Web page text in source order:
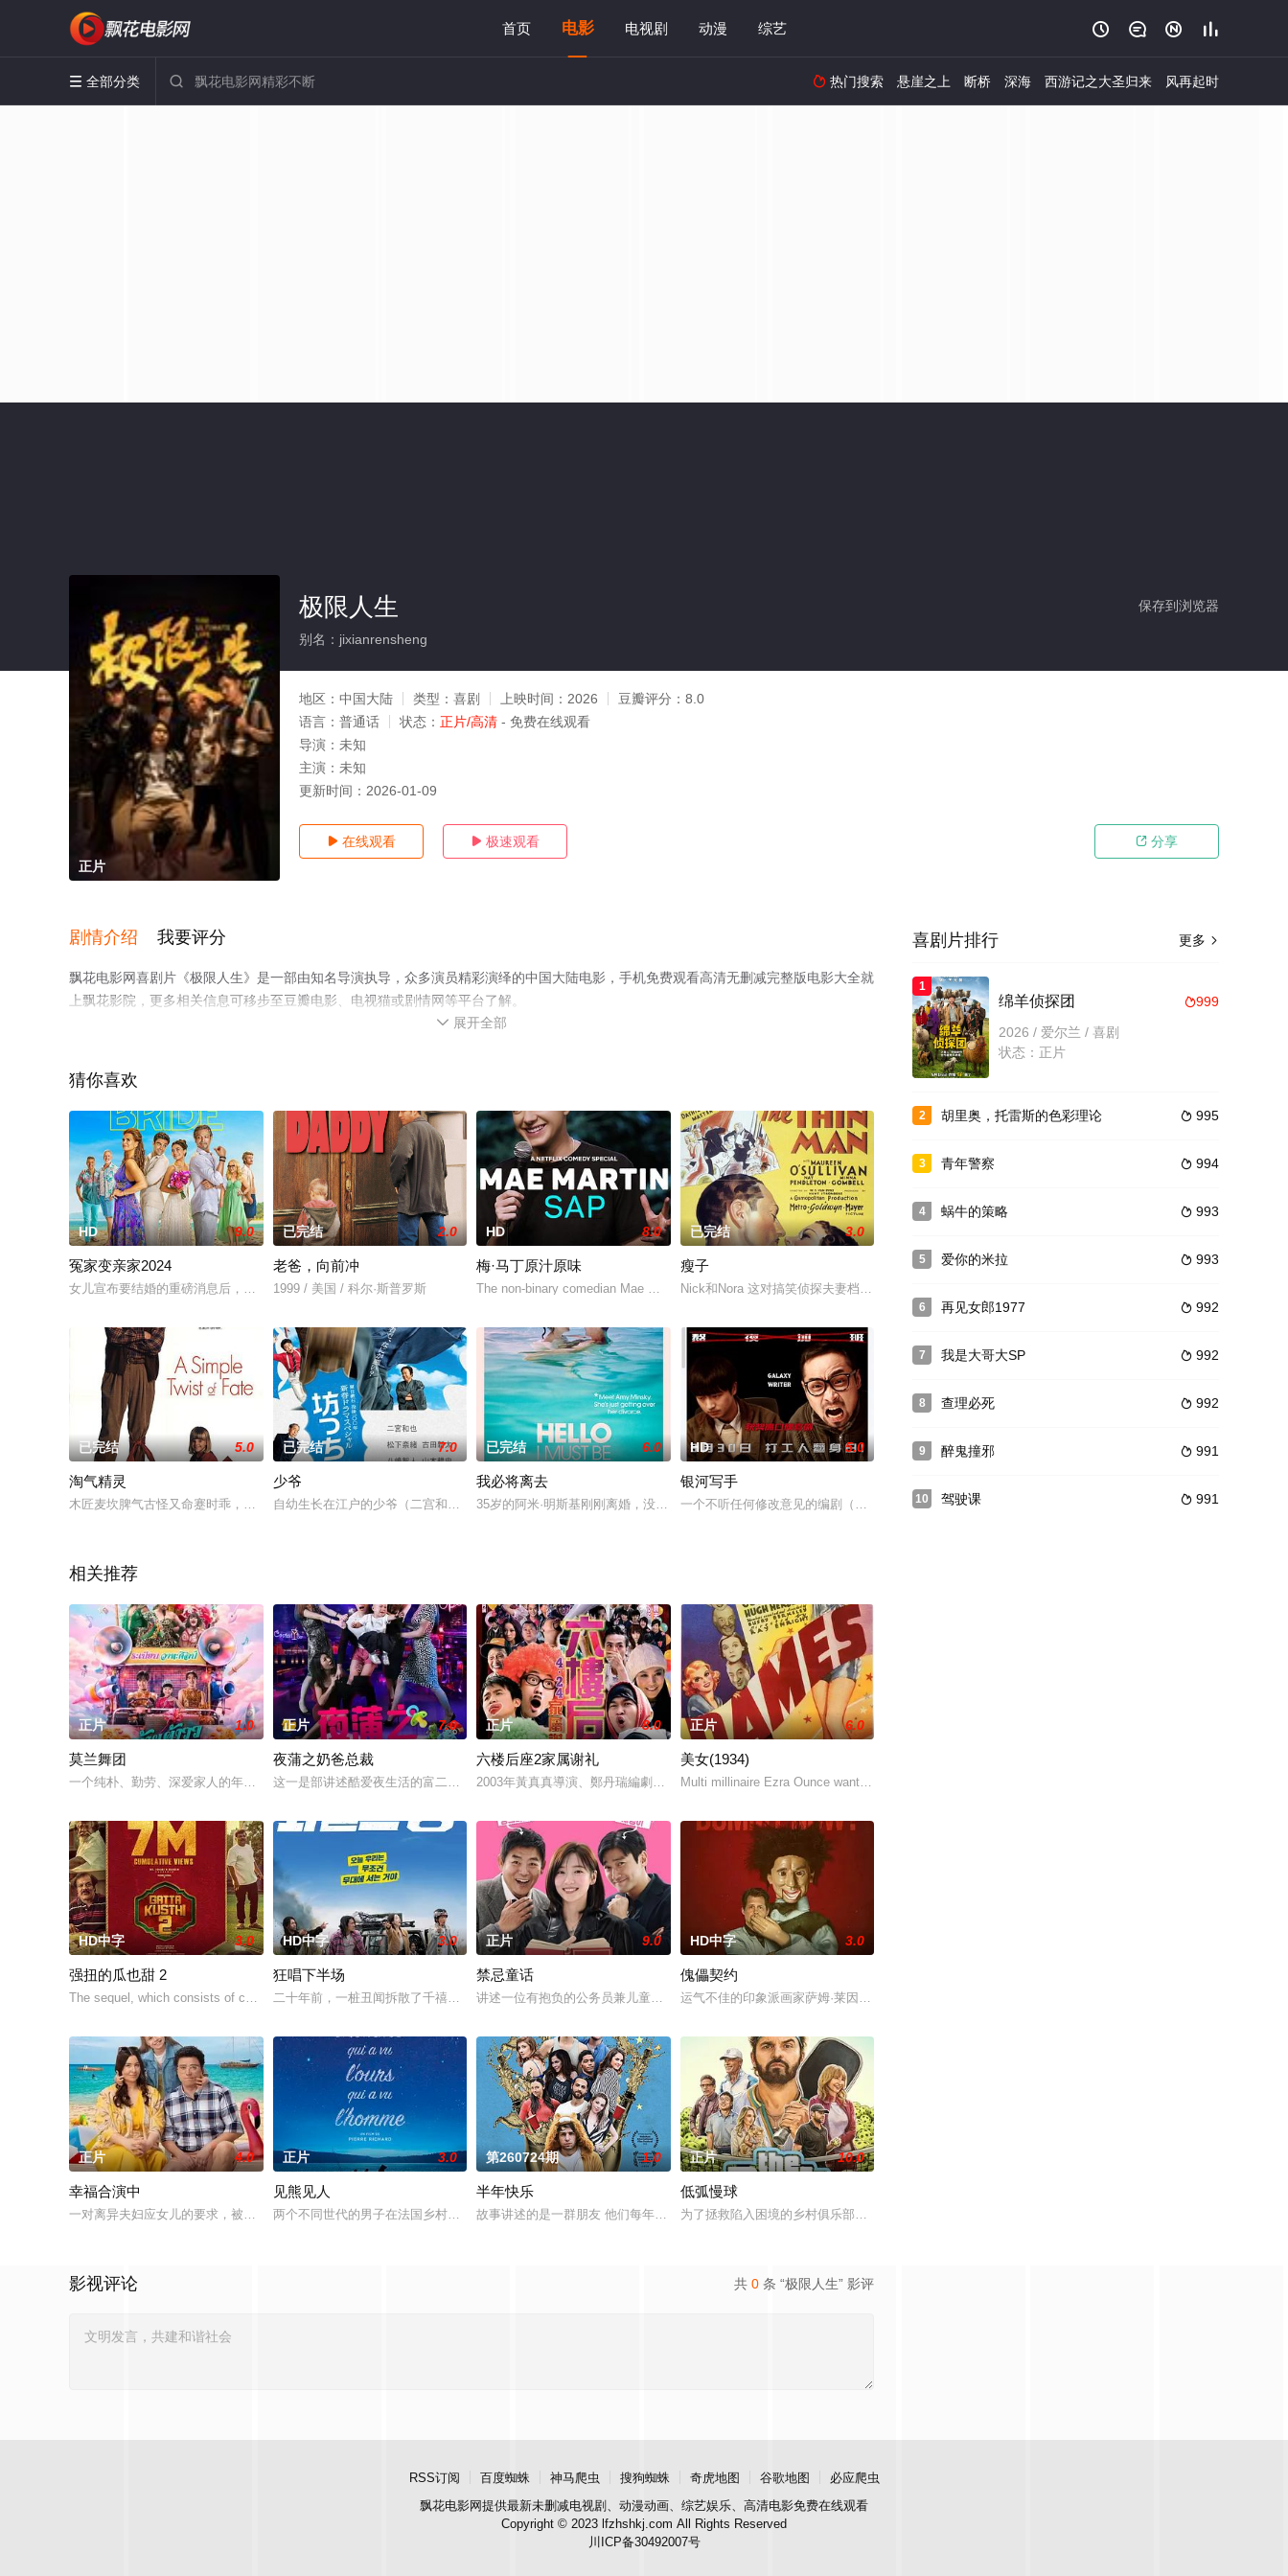
首页 电影 电视剧 动漫 综艺    
 全部分类   热门搜索 悬崖之上 断桥 深海 西游记之大圣归来 风再起时
正片
保存到浏览器
极限人生
别名：jixianrensheng
地区： 中国大陆 类型： 喜剧 上映时间： 2026 豆瓣评分： 8.0
语言： 普通话 状态： 正片/高清 - 免费在线观看
导演： 未知
主演： 未知
更新时间： 2026-01-09
 在线观看  极速观看  分享
剧情介绍 我要评分
飘花电影网喜剧片《极限人生》是一部由知名导演执导，众多演员精彩演绎的中国大陆电影，手机免费观看高清无删减完整版电影大全就
上飘花影院，更多相关信息可移步至豆瓣电影、电视猫或剧情网等平台了解。
 展开全部
猜你喜欢
HD 9.0
冤家变亲家2024
女儿宣布要结婚的重磅消息后，震惊不已的拉娜很快又面对另一件惊人的事情：新郎的父亲正是多年前令她伤心的
已完结 2.0
老爸，向前冲
1999 / 美国 / 科尔·斯普罗斯
HD 8.0
梅·马丁原汁原味
The non-binary comedian Mae Martin speaks of a wor
已完结 3.0
瘦子
Nick和Nora 这对搞笑侦探夫妻档总是连手出击调查案件。这回他们要着手的是一位发明家失踪的案子，
已完结 5.0
淘气精灵
木匠麦坎脾气古怪又命蹇时乖，被一个混混偷走了毕生积蓄，孤苦一人住在一个小镇上。一天一位吸毒妇女死在他
已完结 7.0
少爷
自幼生长在江户的少爷（二宫和也 饰）耿直鲁莽，一言不合就挥拳相向，但是他绝对不会昧心说谎，颠倒黑白。
已完结 6.0
我必将离去
35岁的阿米·明斯基刚刚离婚，没有孩子，看上去似乎一蹶不振。无所事事的他只有搬回家和父母一起居住。但
HD 5.0
银河写手
一个不听任何修改意见的编剧（宋木子 饰），一个什么修改意见都听的编剧（合文俊 饰），一个自大，一个胆
相关推荐
正片 1.0
莫兰舞团
一个纯朴、勤劳、深爱家人的年轻人和他的妹妹过着简朴的生活，她的梦想是在有生之年至少成为一名芭蕾舞演员
正片 7.0
夜蒲之奶爸总裁
这一是部讲述酷爱夜生活的富二代沈晓丁，意外接受一个两岁的孩子闯入生活的故事，并且这个孩子还是自己的儿
正片 8.0
六楼后座2家属谢礼
2003年黃真真導演、鄭丹瑞編劇的喜劇《六樓后座》拍出香港新一代的愛情面面觀，其中「Truth or
正片 6.0
美女(1934)
Multi millinaire Ezra Ounce wants to start a campa
HD中字 3.0
强扭的瓜也甜 2
The sequel, which consists of consecutive events f
HD中字 3.0
狂唱下半场
二十年前，一桩丑闻拆散了千禧年初期当红的韩国流行三人团体。如今，三人为了一场仅有一次的演出再度合体，
正片 9.0
禁忌童话
讲述一位有抱负的公务员兼儿童故事作家（朴智炫 饰演）故事，毕业后梦想写儿童故事，但被分配到青少年保护
HD中字 3.0
傀儡契约
运气不佳的印象派画家萨姆·莱因霍尔德(Sam Reinhold)与邪恶的牵线木偶弗格斯(Fergus
正片 4.0
幸福合演中
一对离异夫妇应女儿的要求，被迫像夫妻一样一起去度假；这种虚假的幸福游戏迫使他们面对自己的过去以及在育
正片 3.0
见熊见人
两个不同世代的男子在法国乡村保护一只逃跑的马戏团熊时，建立起一段意想不到的情谊，并在途中发现了彼此对
第260724期 1.0
半年快乐
故事讲述的是一群朋友 他们每年举办1/2的新年派对 特别是今年 当这群人聚在一起 用大量的爱和同情送
正片 10.0
低弧慢球
为了拯救陷入困境的乡村俱乐部，并赢得父亲的认同，一名过气职业网球选手被迫打破神圣誓言，做出难以想
共 0 条 “极限人生” 影评
影视评论
更多 
喜剧片排行
1
999
绵羊侦探团
2026 / 爱尔兰 / 喜剧
状态：正片
2  995
胡里奥，托雷斯的色彩理论
3  994
青年警察
4  993
蜗牛的策略
5  993
爱你的米拉
6  992
再见女郎1977
7  992
我是大哥大SP
8  992
查理必死
9  991
醉鬼撞邪
10  991
驾驶课
RSS订阅 百度蜘蛛 神马爬虫 搜狗蜘蛛 奇虎地图 谷歌地图
必应爬虫
飘花电影网提供最新未删减电视剧、动漫动画、综艺娱乐、高清电影免费在线观看
Copyright © 2023 lfzhshkj.com All Rights Reserved
川ICP备30492007号